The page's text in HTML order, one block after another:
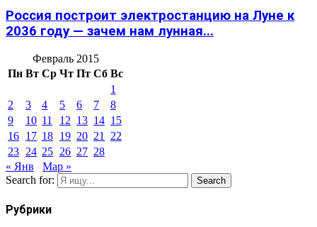
Россия построит электростанцию на Луне к
2036 году — зачем нам лунная...
Февраль 2015
Пн Вт Ср Чт Пт Сб Вс
1
2
3 4 5 6 7
8
9
10 11 12 13 14 15
16 17 18 19 20 21
22
23 24 25 26 27 28
« Янв
Мар »
Search for:
Search
Рубрики